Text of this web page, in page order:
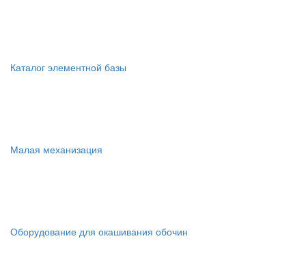
Каталог элементной базы
Малая механизация
Оборудование для окашивания обочин